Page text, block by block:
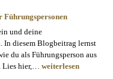
Team:
meisterst
du
unerwartete
und deine
In diesem Blogbeitrag lernst
du als Führungsperson aus
Lies hier,… Raus
weiterlesen